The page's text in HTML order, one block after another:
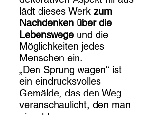
lädt dieses Werk zum
Nachdenken über die
Lebenswege und die
Möglichkeiten jedes
Menschen ein.
„Den Sprung wagen“ ist
ein eindrucksvolles
Gemälde, das den Weg
veranschaulicht, den man